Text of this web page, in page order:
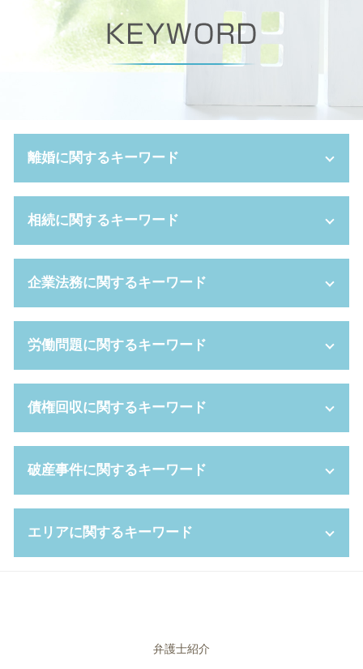
離婚に関するキーワード
円満 離婚
養育費 離婚後
離婚裁判 費用 誰が払う
養育費 未払い
離婚 調停 親権
dv 離婚 慰謝料
ギャンブル依存症 離婚
扶養的財産分与
親権 とは
財産分与 とは
離婚調停 不成立
離婚 協議書 書き方
相続に関するキーワード
相続人 調査 費用
限定承認 わかりやすく
遺産分割協議書 作成
単純 承認
相続 遺贈 違い
遺言書 開封
成年後見制度 手続き
相続財産 寄付
成年後見制度 デメリット
相続財産 とは
企業法務に関するキーワード
吸収合併 メリット
不利益変更 就業規則
新設 分割 吸収
パワハラ 基準
セクハラ 職場
カスタマーハラスメント 対応
コンプライアンス 遵守
企業 法務部
労働問題に関するキーワード
不当 解雇 慰謝料
解雇 予告
時間外労働 残業 違い
パワハラ 訴える
給料 未払い 請求
労働基準監督署 とは
労働基準法 労働時間
債権回収に関するキーワード
債権 譲渡
支払督促 裁判所
債権 消滅時効
少額訴訟 デメリット
破産事件に関するキーワード
自己破産 免責期間
自己破産 保証人
エリアに関するキーワード
弁護士紹介